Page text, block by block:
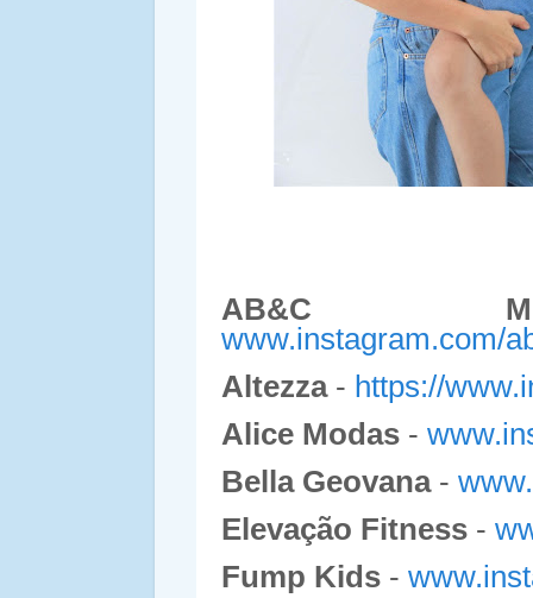
AB&C
www.instagram.com/
Altezza - https://
Alice Modas -
Bella Geovana-
Elevação Fitness -
Fump Kids -